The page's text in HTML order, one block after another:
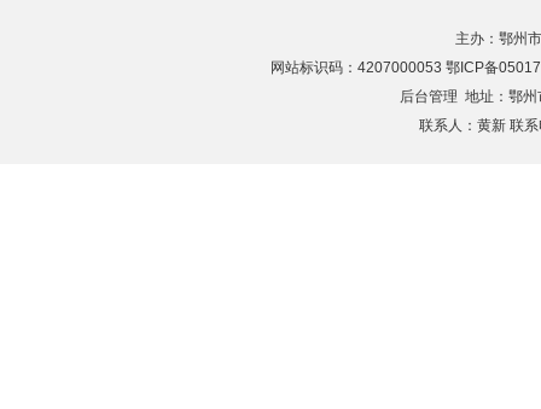
主办：鄂州
网站标识码：4207000053 鄂ICP备
后台管理 地址：鄂
联系人：黄新 联